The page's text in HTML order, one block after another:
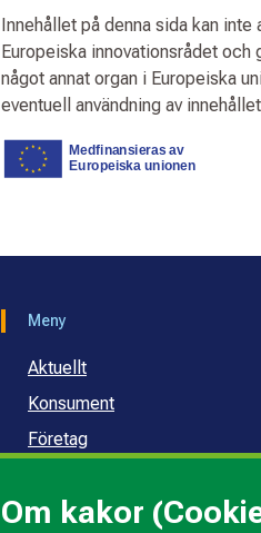
Om kakor
Innehållet på denna sida kan
Europeiska innovationsrådet
något annat organ i Europeiska
eventuell användning av
Meny
Aktuellt
Konsument
Företag
Om oss